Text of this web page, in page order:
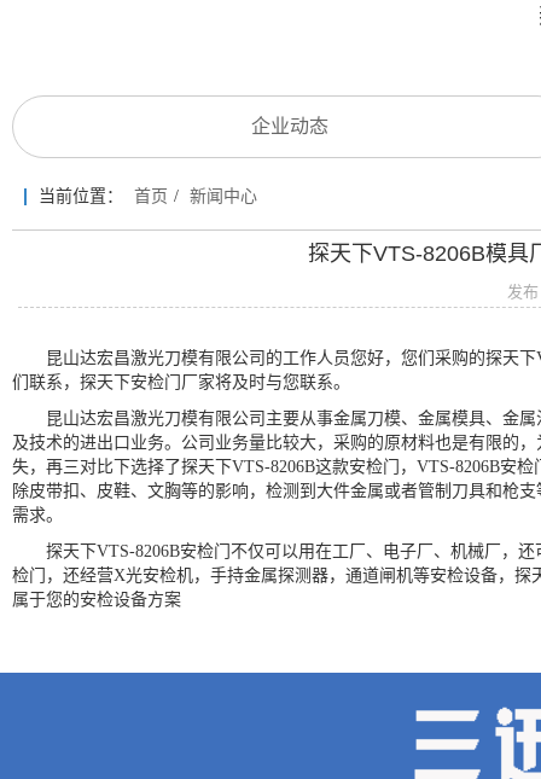
企业动态
当前位置： 首页 / 新闻中心
探天下VTS-8206B模具
发
昆山达宏昌激光刀模有限公司的工作人员您好，您们采购的探天下
们联系，探天下安检门厂家将及时与您联系。
昆山达宏昌激光刀模有限公司主要从事金属刀模、金属模具、金属
及技术的进出口业务。公司业务量比较大，采购的原材料也是有限的
失，再三对比下选择了探天下VTS-8206B这款安检门，VTS-8206B安
除皮带扣、皮鞋、文胸等的影响，检测到大件金属或者管制刀具和枪
需求。
探天下VTS-8206B安检门不仅可以用在工厂、电子厂、机械厂，还
检门，还经营X光安检机，手持金属探测器，通道闸机等安检设备，
属于您的安检设备方案